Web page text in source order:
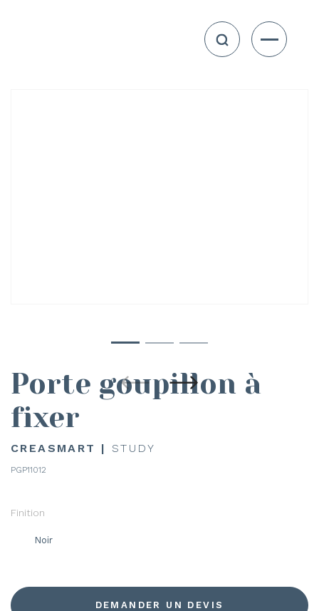
Porte goupillon à
fixer
CREASMART | STUDY
PGP11012
Finition
Noir
DEMANDER UN DEVIS